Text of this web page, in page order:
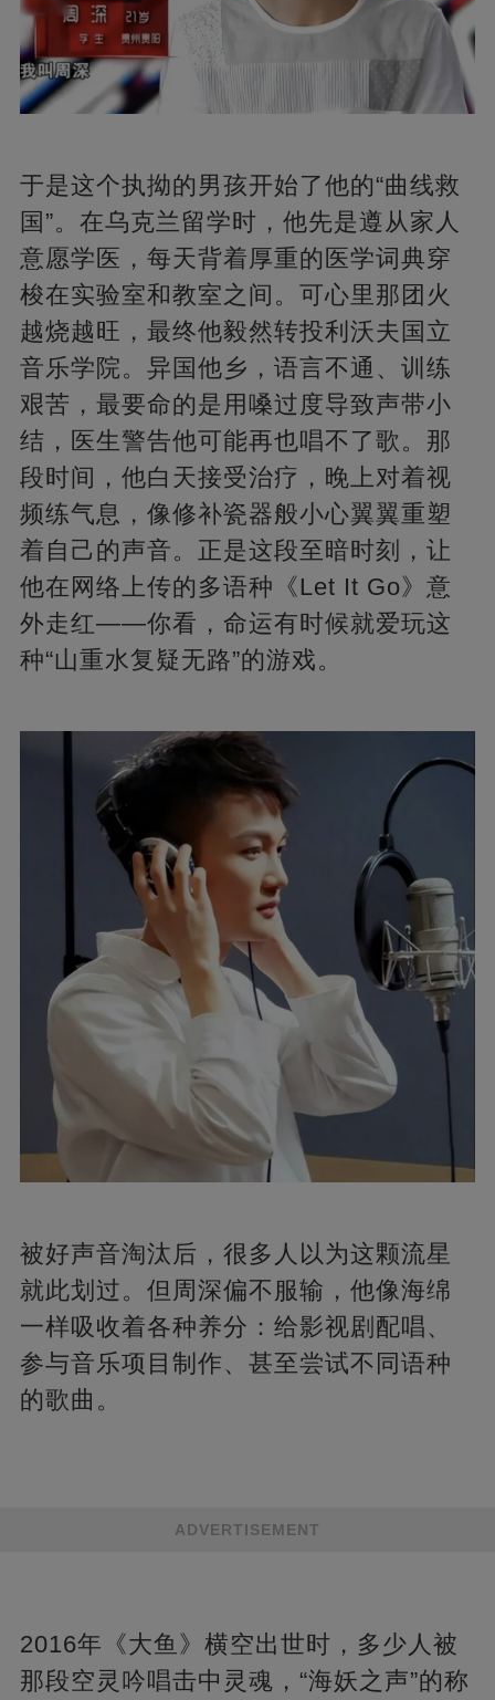
于是这个执拗的男孩开始了他的“曲线救
国”。在乌克兰留学时，他先是遵从家人
意愿学医，每天背着厚重的医学词典穿
梭在实验室和教室之间。可心里那团火
越烧越旺，最终他毅然转投利沃夫国立
音乐学院。异国他乡，语言不通、训练
艰苦，最要命的是用嗓过度导致声带小
结，医生警告他可能再也唱不了歌。那
段时间，他白天接受治疗，晚上对着视
频练气息，像修补瓷器般小心翼翼重塑
着自己的声音。正是这段至暗时刻，让
他在网络上传的多语种《Let It Go》意
外走红——你看，命运有时候就爱玩这
种“山重水复疑无路”的游戏。
被好声音淘汰后，很多人以为这颗流星
就此划过。但周深偏不服输，他像海绵
一样吸收着各种养分：给影视剧配唱、
参与音乐项目制作、甚至尝试不同语种
的歌曲。
ADVERTISEMENT
2016年《大鱼》横空出世时，多少人被
那段空灵吟唱击中灵魂，“海妖之声”的称